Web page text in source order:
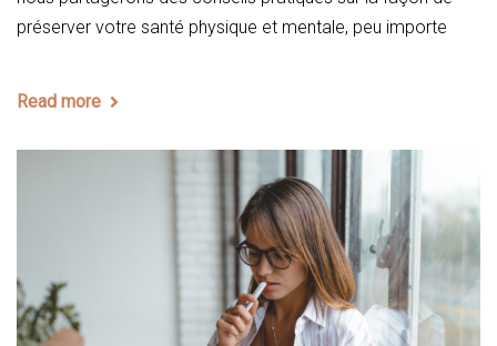
préserver votre santé physique et mentale, peu importe
Read more